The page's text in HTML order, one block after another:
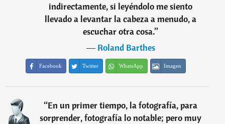
indirectamente, si leyéndolo me siento
llevado a levantar la cabeza a menudo, a
escuchar otra cosa.”
―Roland Barthes
Facebook Twitter WhatsApp Imagen
“En un primer tiempo, la fotografía, para
sorprender, fotografía lo notable; pero muy